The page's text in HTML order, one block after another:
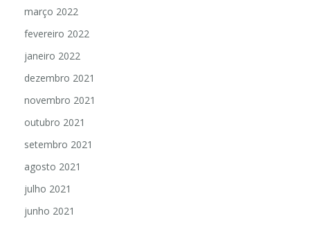
março 2022
fevereiro 2022
janeiro 2022
dezembro 2021
novembro 2021
outubro 2021
setembro 2021
agosto 2021
julho 2021
junho 2021